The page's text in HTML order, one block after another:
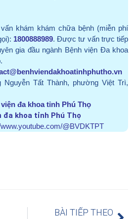
khám khám chữa bệnh (miễn phí
1800888989. Được tư vấn trực tiếp
gia đầu ngành Bệnh viện Đa khoa
Nguyễn Tất Thành, phường Việt Trì,
đa khoa tỉnh Phú Thọ
đa khoa tỉnh Phú Thọ
@BVDKTPT
BÀI TIẾP THEO